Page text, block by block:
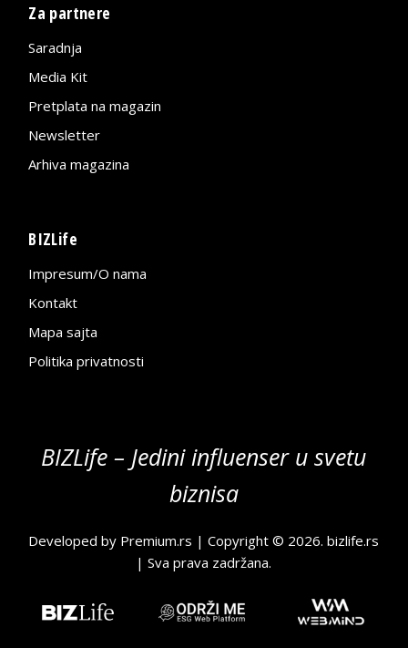
Za partnere
Saradnja
Media Kit
Pretplata na magazin
Newsletter
Arhiva magazina
BIZLife
Impresum/O nama
Kontakt
Mapa sajta
Politika privatnosti
BIZLife – Jedini influenser u svetu
biznisa
Developed by Premium.rs | Copyright © 2026.bizlife.rs
| Sva prava zadržana.